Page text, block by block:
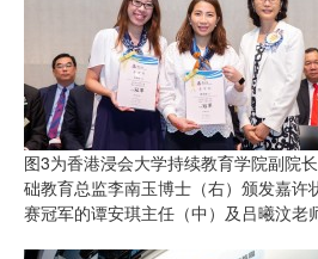
图3为香港浸会大学持续教育学院副院
础教育总监李南玉博士（右）颁发嘉许
赛冠军的谭安琪主任（中）及吕曦汶老